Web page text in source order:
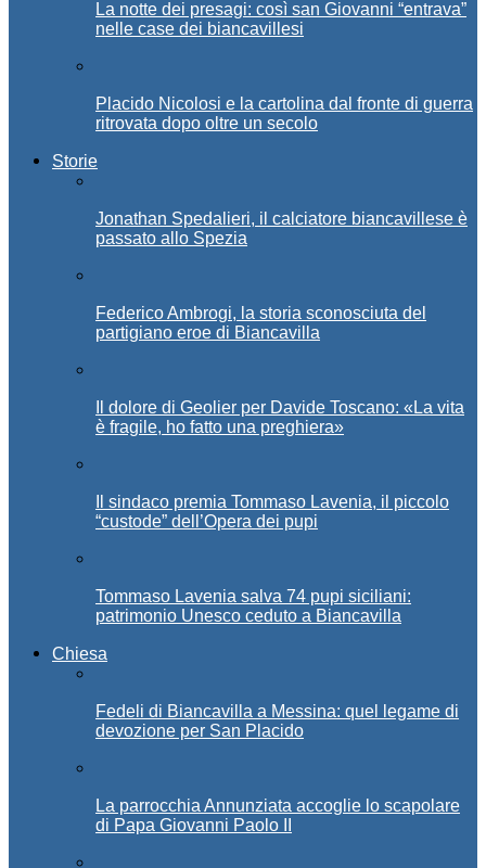
La notte dei presagi: così san Giovanni “entrava”
nelle case dei biancavillesi
Placido Nicolosi e la cartolina dal fronte di guerra
ritrovata dopo oltre un secolo
Storie
Jonathan Spedalieri, il calciatore biancavillese è
passato allo Spezia
Federico Ambrogi, la storia sconosciuta del
partigiano eroe di Biancavilla
Il dolore di Geolier per Davide Toscano: «La vita
è fragile, ho fatto una preghiera»
Il sindaco premia Tommaso Lavenia, il piccolo
“custode” dell’Opera dei pupi
Tommaso Lavenia salva 74 pupi siciliani:
patrimonio Unesco ceduto a Biancavilla
Chiesa
Fedeli di Biancavilla a Messina: quel legame di
devozione per San Placido
La parrocchia Annunziata accoglie lo scapolare
di Papa Giovanni Paolo II